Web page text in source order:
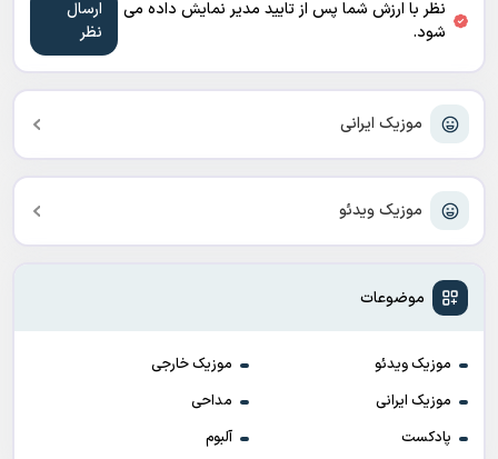
موزیک ایرانی
موزیک ویدئو
موضوعات
موزیک ویدئو
موزیک خارجی
موزیک ایرانی
مداحی
پادکست
آلبوم
نظر با ارزش شما پس از تایید مدیر نمایش داده می
شود.